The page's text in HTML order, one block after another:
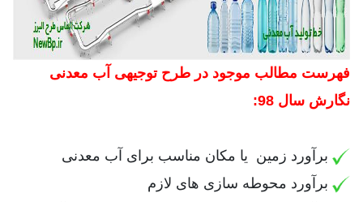
فهرست مطالب موجود در طرح توجیهی آب معدنی
نگارش سال 98:
برآورد زمین یا مکان مناسب برای آب معدنی
برآورد محوطه سازی های لازم